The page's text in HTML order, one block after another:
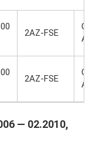
2AZ-FSE
2AZ-FSE
— 02.2010,